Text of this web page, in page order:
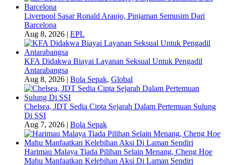
Liverpool Sasar Ronald Araujo, Pinjaman Semusim Dari
Barcelona
Aug 8, 2026
EPL
KFA Didakwa Biayai Layanan Seksual Untuk Pengadil
Antarabangsa
Aug 8, 2026
Bola Sepak, Global
Chelsea, JDT Sedia Cipta Sejarah Dalam Pertemuan Sulung
Di SSI
Aug 7, 2026
Bola Sepak
Harimau Malaya Tiada Pilihan Selain Menang, Cheng Hoe
Mahu Manfaatkan Kelebihan Aksi Di Laman Sendiri